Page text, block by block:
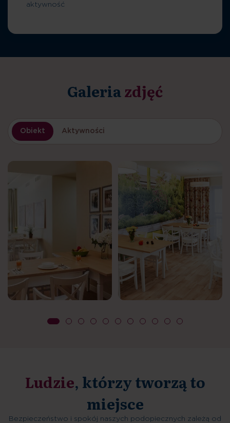
aktywność
Galeriazdjęć
Obiekt Aktywności
Ludzie, którzy tworzą to
miejsce
Bezpieczeństwo i spokój naszych podopiecznych zależą od